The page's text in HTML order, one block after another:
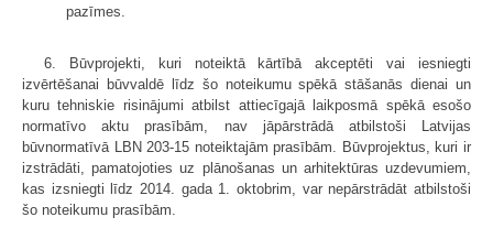
pazīmes.
6. Būvprojekti, kuri noteiktā kārtībā akceptēti vai iesniegti
izvērtēšanai būvvaldē līdz šo noteikumu spēkā stāšanās dienai un
kuru tehniskie risinājumi atbilst attiecīgajā laikposmā spēkā esošo
normatīvo aktu prasībām, nav jāpārstrādā atbilstoši Latvijas
būvnormatīvā LBN 203-15 noteiktajām prasībām. Būvprojektus, kuri ir
izstrādāti, pamatojoties uz plānošanas un arhitektūras uzdevumiem,
kas izsniegti līdz 2014. gada 1. oktobrim, var nepārstrādāt atbilstoši
šo noteikumu prasībām.